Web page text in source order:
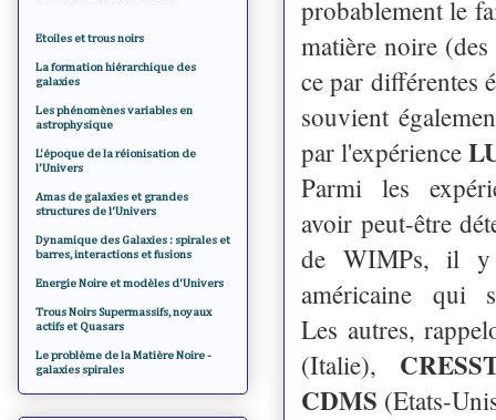
probablement le
matière noire
ce par différentes
souvient
par l'expérience
Parmi les
avoir peut-être
de WIMPs, il y
américaine qui
Les autres,
(Italie),
CDMS (Etats-
Etoiles et trous noirs
La formation hiérarchique des
galaxies
Les phénomènes variables en
astrophysique
L'époque de la réionisation de
l'Univers
Amas de galaxies et grandes
structures de l'Univers
Dynamique des Galaxies : spirales et
barres, interactions et fusions
Energie Noire et modèles d'Univers
Trous Noirs Supermassifs, noyaux
actifs et Quasars
Le problème de la Matière Noire -
galaxies spirales